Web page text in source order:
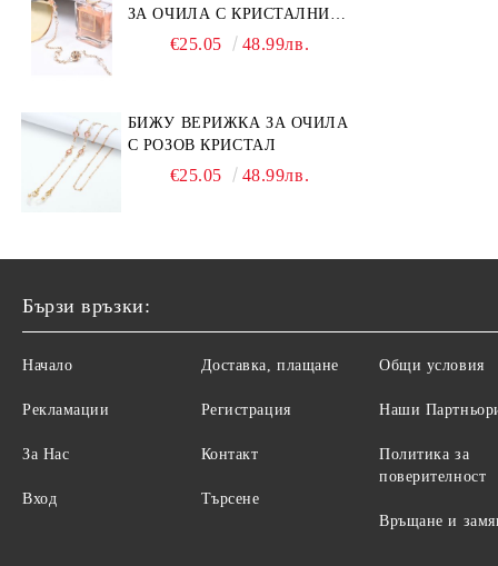
ЗА ОЧИЛА С КРИСТАЛНИ
КАМЪНИ И ПЕРЛИ
€25.05 48.99лв.
БИЖУ ВЕРИЖКА ЗА ОЧИЛА
С РОЗОВ КРИСТАЛ
€25.05 48.99лв.
Бързи връзки:
Начало
Рекламации
За Нас
Вход
Доставка, плащане
Регистрация
Контакт
Търсене
Общи условия
Наши
Политика за
поверителност
Връщане и